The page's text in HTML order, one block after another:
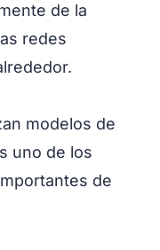
de la
redes
modelos de
uno de los
de